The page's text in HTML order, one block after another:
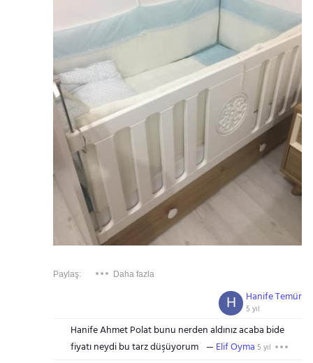
Paylaş: Daha fazla
Hanife Temür
5 yıl
H
Hanife Ahmet Polat bunu nerden aldınız acaba bide
fiyatı neydi bu tarz düşüyorum
Elif Oyma 5 yıl